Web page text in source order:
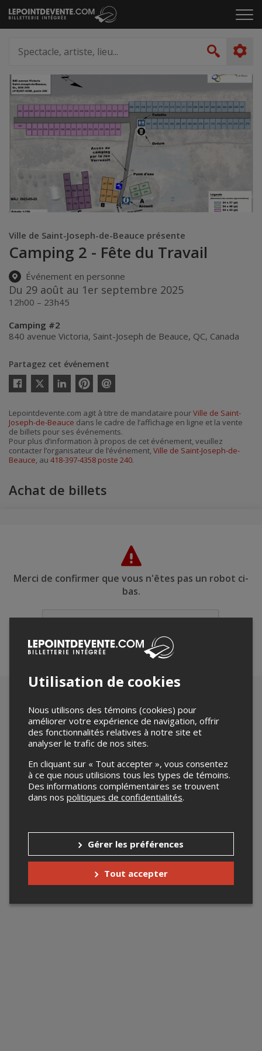
Passer
au
le
artiste,
lieu...
Ville de Saint-Joseph-de-Beauce présente
Camping 2 - Fête du Travail
Événement en personne
Du 29 août au 1er septembre 2025
12h00 – 23h45
Camping #2
840 avenue Victoria, Saint-Joseph de Beauce, QC, Canada
Partagez cet événement
Twitter
courriel
Lepointdevente.com agit à titre de mandataire pourVille de Saint-
Joseph-de-Beauce dans le cadre de l’affichage en ligne et la vente
de billets pour ses événements.
Pour plus d’information à propos de cet événement, veuillez
contacter l’organisateur de l’événement, Ville de Saint-Joseph-de-
Beauce, au 418-397-4358 poste 240.
Achat de billets
Merci de confirmer que vous n'êtes pas un robot ci-
bas.
Utilisation de cookies
Nous utilisons des témoins (cookies) pour
améliorer votre expérience de navigation, offrir
des fonctionnalités relatives à notre site et
analyser le trafic de nos sites.
En cliquant sur « Tout accepter », vous consentez
à ce que nous utilisions tous les types de témoins.
Des informations complémentaires se trouvent
dans nos politiques de confidentialités.
Gérer les préférences
Tout accepter